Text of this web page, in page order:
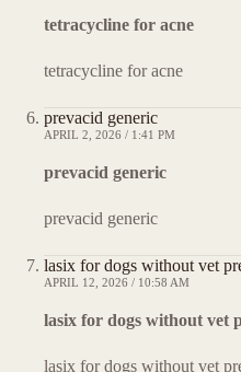
tetracycline for acne
tetracycline for acne
prevacid generic
APRIL 2, 2026 / 1:41 PM
prevacid generic
prevacid generic
lasix for dogs without vet
APRIL 12, 2026 / 10:58 AM
lasix for dogs without vet
lasix for dogs without vet